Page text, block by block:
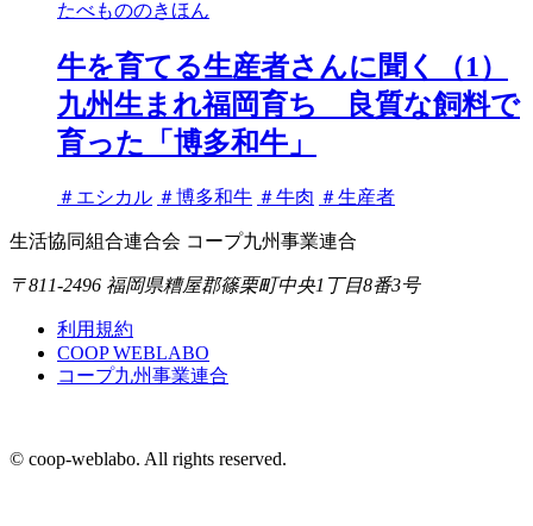
たべもののきほん
牛を育てる生産者さんに聞く（1）
九州生まれ福岡育ち 良質な飼料で
育った「博多和牛」
タ
＃エシカル ＃博多和牛 ＃牛肉 ＃生産者
生活協同組合連合会 コープ九州事業連合
〒811-2496 福岡県糟屋郡篠栗町中央1丁目8番3号
利用規約
COOP WEBLABO
コープ九州事業連合
© coop-weblabo. All rights reserved.